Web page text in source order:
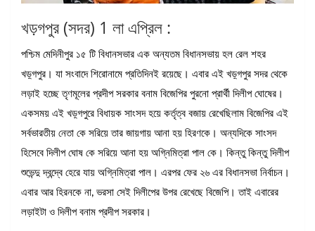
খড়গপুর (সদর) 1 লা এপ্রিল :
পশ্চিম মেদিনীপুর ১৫ টি বিধানসভার এক অন্যতম বিধানসভায় হল রেল শহর
খড়্গপুর। যা সংবাদে শিরোনামে প্রতিদিনই রয়েছে। এবার এই খড়্গপুর সদর থেকে
লড়াই হচ্ছে তৃণমূলের প্রদীপ সরকার বনাম বিজেপির পুরনো প্রার্থী দিলীপ ঘোষের।
একসময় এই খড়্গপুরে বিধায়ক সাংসদ হয়ে কর্তৃত্ব বজায় রেখেছিলাম বিজেপির এই
সর্বভারতীয় নেতা কে সরিয়ে তার জায়গায় আনা হয় হিরণকে। অন্যদিকে সাংসদ
হিসেবে দিলীপ ঘোষ কে সরিয়ে আনা হয় অগ্নিমিত্রা পাল কে। কিন্তু কিন্তু দিলীপ
শুভেন্দু দ্বন্দ্বে হেরে যায় অগ্নিমিত্রা পাল। এরপর ফের ২৬ এর বিধানসভা নির্বাচন।
এবার আর হিরনকে না, ভরসা সেই দিলীপের উপর রেখেছে বিজেপি। তাই এবারের
লড়াইটা ও দিলীপ বনাম প্রদীপ সরকার।